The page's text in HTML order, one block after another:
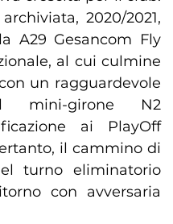
2020/2021,
A29 Gesancom Fly
al cui culmine
un ragguardevole
mini-girone N2
ai PlayOff
il cammino di
turno eliminatorio
con avversaria